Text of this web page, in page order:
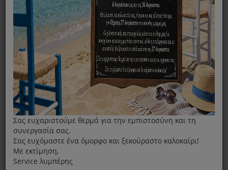
Τάπα Καθαρισμού Μποίλερ Για Γεννήτρια Ατμού
Tefal/Rowenta CS-00147574
Σας ευχαριστούμε θερμά για την εμπιστοσύνη και τη
συνεργασία σας.
Σας ευχόμαστε ένα όμορφο και ξεκούραστο καλοκαίρι!
Με εκτίμηση,
Service λυμπέρης